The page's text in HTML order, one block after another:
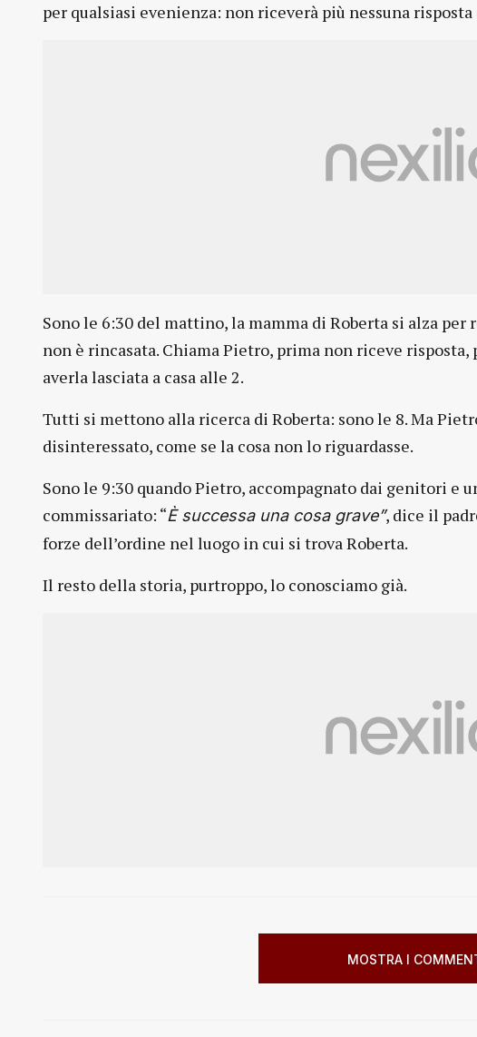
per qualsiasi evenienza: non riceverà più nessuna risposta
Sono le 6:30 del mattino, la mamma di Roberta si alza per
non è rincasata. Chiama Pietro, prima non riceve
averla lasciata a casa alle 2.
Tutti si mettono alla ricerca di Roberta: sono le 8. Ma
disinteressato, come se la cosa non lo riguardasse.
Sono le 9:30 quando Pietro, accompagnato dai genitori e
commissariato: “È successa una cosa grave”, dice il
forze dell’ordine nel luogo in cui si trova Roberta.
Il resto della storia, purtroppo, lo conosciamo già.
MOSTRA I